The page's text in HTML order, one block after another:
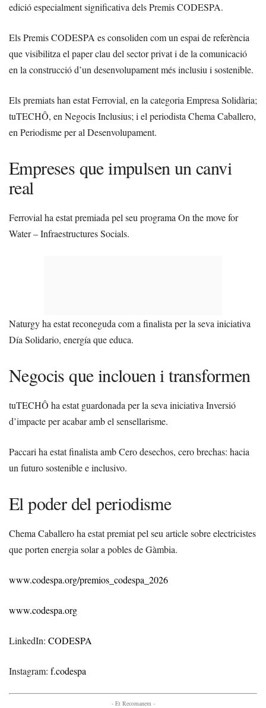
edició especialment significativa dels Premis CODESPA.
Els Premis CODESPA es consoliden com un espai de referència
que visibilitza el paper clau del sector privat i de la comunicació
en la construcció d’un desenvolupament més inclusiu i sostenible.
Els premiats han estat Ferrovial, en la categoria Empresa Solidària;
tuTECHÔ, en Negocis Inclusius; i el periodista Chema Caballero,
en Periodisme per al Desenvolupament.
Empreses que impulsen un canvi
real
Ferrovial ha estat premiada pel seu programa On the move for
Water – Infraestructures Socials.
Naturgy ha estat reconeguda com a finalista per la seva iniciativa
Día Solidario, energía que educa.
Negocis que inclouen i transformen
tuTECHÔ ha estat guardonada per la seva iniciativa Inversió
d’impacte per acabar amb el sensellarisme.
Paccari ha estat finalista amb Cero desechos, cero brechas: hacia
un futuro sostenible e inclusivo.
El poder del periodisme
Chema Caballero ha estat premiat pel seu article sobre electricistes
que porten energia solar a pobles de Gàmbia.
www.codespa.org/premios_codespa_2026
www.codespa.org
LinkedIn: CODESPA
Instagram: f.codespa
- Et Recomanem -